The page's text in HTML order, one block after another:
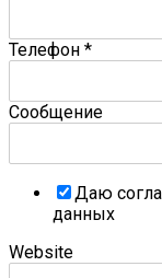
Телефон *
Сообщение
Даю
данных
Website